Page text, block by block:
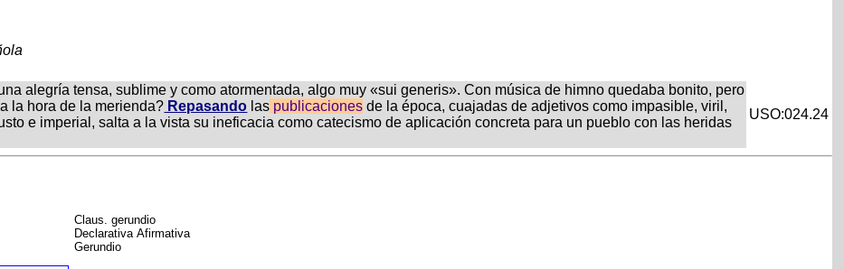
alegría tensa, sublime y como atormentada, algo muy «sui generis». Con música de himno quedaba bonito, pero
la hora de la merienda? Repasando las publicaciones de la época, cuajadas de adjetivos como impasible, viril,
e imperial, salta a la vista su ineficacia como catecismo de aplicación concreta para un pueblo con las heridas
USO:024.24
Claus. gerundio
Declarativa Afirmativa
Gerundio